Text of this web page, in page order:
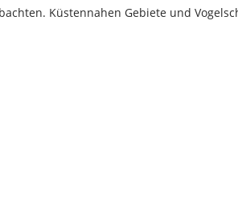
Küstennahen Gebiete und